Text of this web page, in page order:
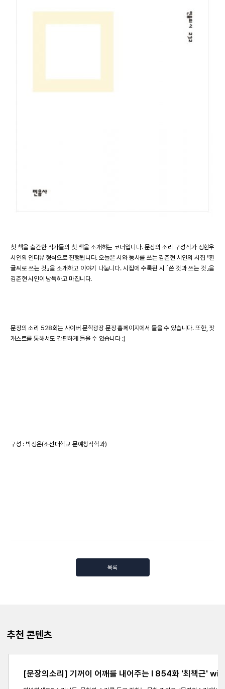
첫 책을 출간한 작가들의 첫 책을 소개하는 코너입니다. 문장의 소리 구성작가 정현우
시인의 인터뷰 형식으로 진행됩니다. 오늘은 시와 동시를 쓰는 김준현 시인의 시집 『흰
글씨로 쓰는 것』을 소개하고 이야기 나눕니다. 시집에 수록된 시 「쓴 것과 쓰는 것」을
김준현 시인이 낭독하고 마칩니다.
문장의 소리 528회는 사이버 문학광장 문장 홈페이지에서 들을 수 있습니다. 또한, 팟
캐스트를 통해서도 간편하게 들을 수 있습니다 :)
구성 : 박정은(조선대학교 문예창작학과)
목록
추천 콘텐츠
[문장의소리] 기꺼이 어깨를 내어주는 l 854화 '최책근'